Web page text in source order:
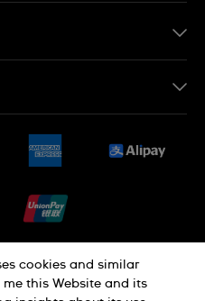
cookies and similar
this Website and its